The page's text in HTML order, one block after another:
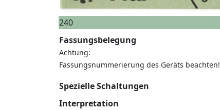
240
Fassungsbelegung
Achtung:
Fassungsnummerierung des Geräts beachten!
Spezielle Schaltungen
Interpretation